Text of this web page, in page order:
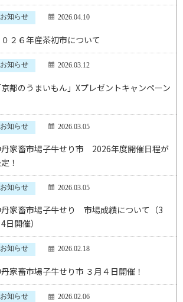
お知らせ 2026.04.10
０２６年産茶初市について
お知らせ 2026.03.12
京都のうまいもん」Xプレゼントキャンペーン
お知らせ 2026.03.05
丹家畜市場子牛せり市 2026年度開催日程が
！
お知らせ 2026.03.05
丹家畜市場子牛せり 市場成績について（3
日開催）
お知らせ 2026.02.18
家畜市場子牛せり市 ３月４日開催！
お知らせ 2026.02.06